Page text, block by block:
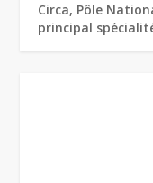
Circa, Pôle
principal